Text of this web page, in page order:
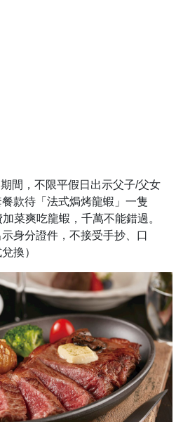
間，不限平假日出示父子/父女
款待「法式焗烤龍蝦」一隻
菜爽吃龍蝦，千萬不能錯過。
示身分證件，不接受手抄、口
換）